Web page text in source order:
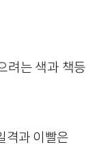
려는 색과 책등
격과 이빨은